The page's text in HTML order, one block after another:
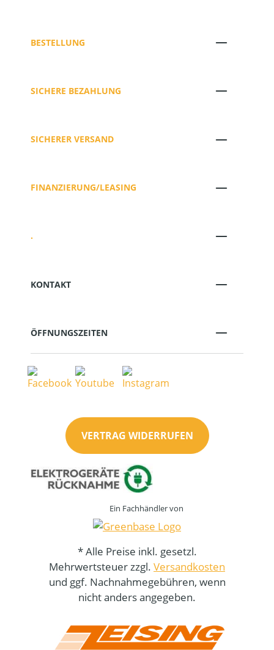
BESTELLUNG
SICHERE BEZAHLUNG
SICHERER VERSAND
FINANZIERUNG/LEASING
.
KONTAKT
ÖFFNUNGSZEITEN
VERTRAG WIDERRUFEN
Ein Fachhändler von
* Alle Preise inkl. gesetzl.
Mehrwertsteuer zzgl. Versandkosten
und ggf. Nachnahmegebühren, wenn
nicht anders angegeben.